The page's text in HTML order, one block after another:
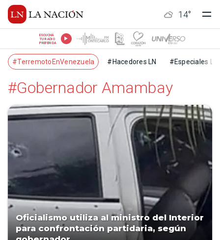
14°
ESCUCHÁ
TU RADIO
PREFERIDA
#TerremotoEnVenezuela #Hacedores LN #Especiales LN
#Gobernador Amambay
Oficialismo utiliza al ministro del Interior
para confrontación partidaria, según